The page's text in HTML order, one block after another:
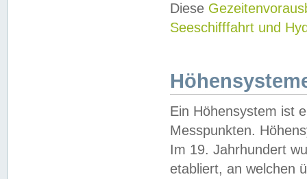
Diese
Seeschifffahrt und
Ein Höhensystem ist
Messpunkten.
Im 19. Jahrhundert
etabliert, an welchen